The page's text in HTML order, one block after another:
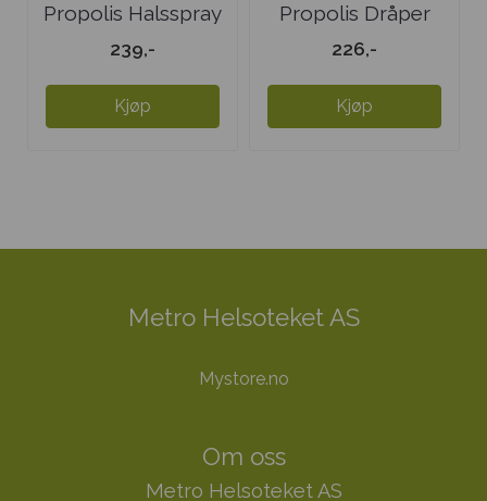
Propolis Halsspray
239,-
Kjøp
Propolis Dråper
226,-
Kjøp
Metro Helsoteket AS
Mystore.no
Om oss
Metro Helsoteket AS